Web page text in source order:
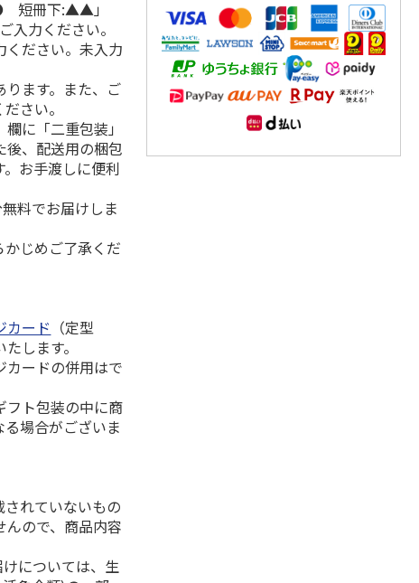
短冊下:▲▲」
力ください。
ださい。未入力
ます。また、ご
さい。
に「二重包装」
後、配送用の梱包
。お手渡しに便利
料でお届けしま
じめご了承くだ
カード （定型
します。
ードの併用はで
ト包装の中に商
場合がございま
れていないもの
ので、商品内容
については、生